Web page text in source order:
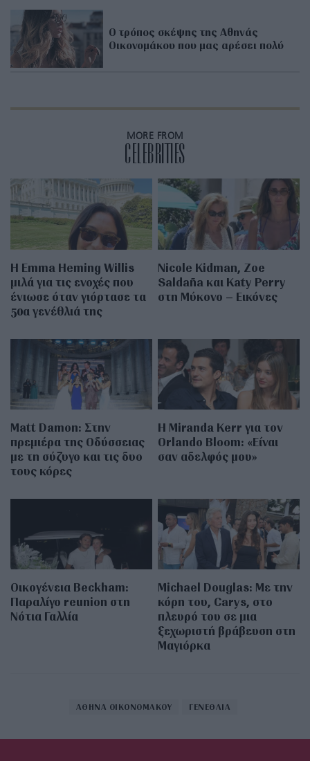
O τρόπος σκέψης της Αθηνάς
Οικονομάκου που μας αρέσει πολύ
MORE FROM
CELEBRITIES
H Emma Heming Willis
μιλά για τις ενοχές που
ένιωσε όταν γιόρτασε τα
50α γενέθλιά της
Nicole Kidman, Zoe
Saldaña και Katy Perry
στη Μύκονο – Εικόνες
Matt Damon: Στην
πρεμιέρα της Οδύσσειας
με τη σύζυγο και τις δυο
τους κόρες
Η Miranda Kerr για τον
Orlando Bloom: «Είναι
σαν αδελφός μου»
Οικογένεια Beckham:
Παραλίγο reunion στη
Νότια Γαλλία
Michael Douglas: Με την
κόρη του, Carys, στο
πλευρό του σε μια
ξεχωριστή βράβευση στη
Μαγιόρκα
ΑΘΗΝΑ ΟΙΚΟΝΟΜΑΚΟΥ ΓΕΝΕΘΛΙΑ